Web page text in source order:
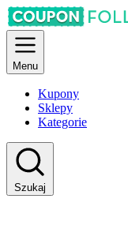
Menu
Kupony
Sklepy
Kategorie
Szukaj